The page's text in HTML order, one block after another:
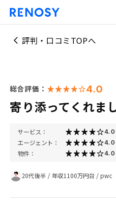
評判・口コミTOPへ
総合評価： 4.0
寄り添ってくれま
サービス： 4.0
エージェント： 4.0
物件： 4.0
20代後半 / 年収1100万円台 /pwc